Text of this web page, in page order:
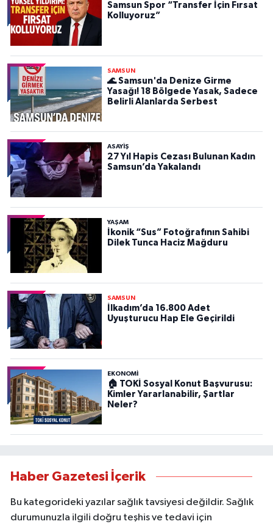
Samsun Spor “Transfer İçin Fırsat
Kolluyoruz”
SAMSUN
🌊 Samsun'da Denize Girme
Yasağı! 18 Bölgede Yasak, Sadece
Belirli Alanlarda Serbest
ASAYIŞ
27 Yıl Hapis Cezası Bulunan Kadın
Samsun’da Yakalandı
YAŞAM
İkonik “Sus” Fotoğrafının Sahibi
Dilek Tunca Haciz Mağduru
SAMSUN
İlkadım’da 16.800 Adet
Uyuşturucu Hap Ele Geçirildi
EKONOMİ
🏠 TOKİ Sosyal Konut Başvurusu:
Kimler Yararlanabilir, Şartlar
Neler?
Haber Gazetesi İçerik
Bu kategorideki yazılar sağlık tavsiyesi değildir. Sağlık
durumunuzla ilgili doğru teşhis ve tedavi için